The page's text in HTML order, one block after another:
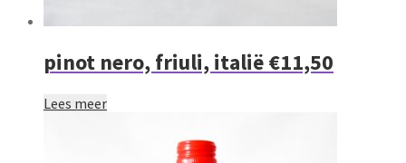
pinot nero, friuli, italië €11,50
Lees meer